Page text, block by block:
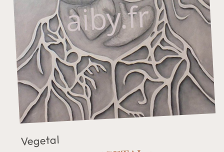
Vegetal